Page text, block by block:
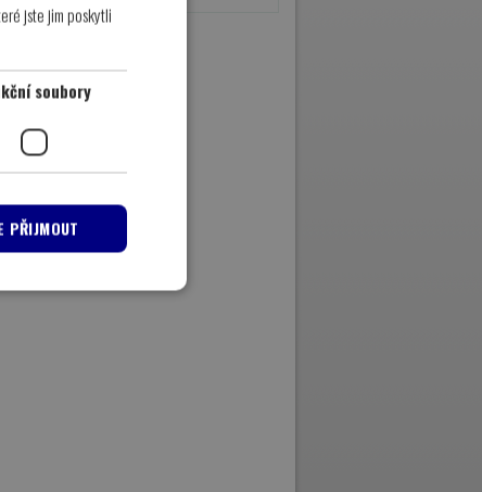
jste jim poskytli
soubory
PŘIJMOUT